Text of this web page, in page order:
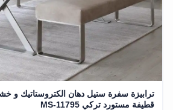
ترابيزة سفرة ستيل دهان الكتروستاتيك و
قطيفة مستورد تركي MS-11795